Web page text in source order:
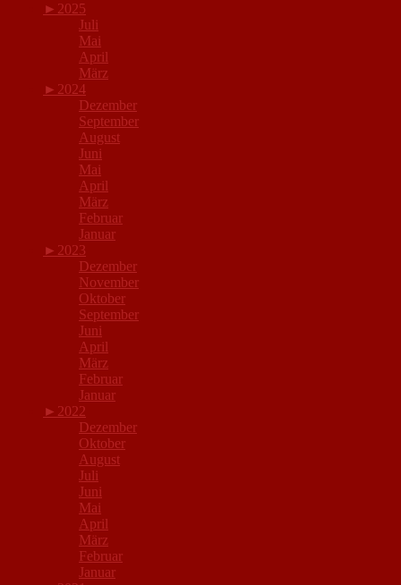
► 2025
Juli
Mai
April
März
► 2024
Dezember
September
August
Juni
Mai
April
März
Februar
Januar
► 2023
Dezember
November
Oktober
September
Juni
April
März
Februar
Januar
► 2022
Dezember
Oktober
August
Juli
Juni
Mai
April
März
Februar
Januar